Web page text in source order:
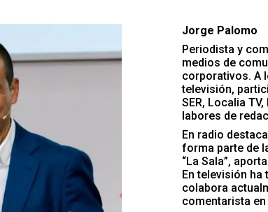
Jorge Palomo
Periodista y
medios de
corporativos. A
televisión,
SER, Localia
labores de
En radio
forma parte de
“La Sala”,
En televisión ha
colabora
comentarista